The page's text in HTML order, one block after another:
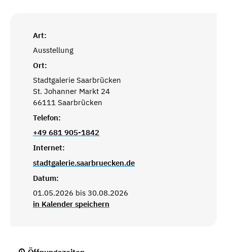
Art:
Ausstellung
Ort:
Stadtgalerie Saarbrücken
St. Johanner Markt 24
66111 Saarbrücken
Telefon:
+49 681 905-1842
Internet:
stadtgalerie.saarbruecken.de
Datum:
01.05.2026 bis 30.08.2026
in Kalender speichern